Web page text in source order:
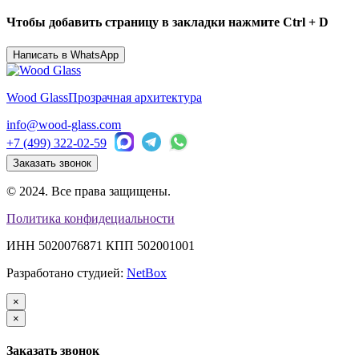
Чтобы добавить страницу в закладки нажмите Ctrl + D
Написать в WhatsApp
Wood GlassПрозрачная архитектура
info@wood-glass.com
+7 (499) 322-02-59
Заказать звонок
© 2024. Все права защищены.
Политика конфидециальности
ИНН 5020076871 КПП 502001001
Разработано студией: NetBox
×
×
Заказать звонок